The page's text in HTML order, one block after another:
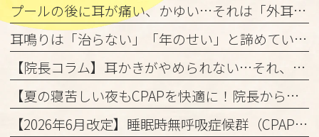
プールの後に耳が痛い、かゆい…それは「外耳炎」かもしれません。
耳鳴りは「治らない」「年のせい」と諦めていませんか？
【院長コラム】耳かきがやめられない…それ、「かゆみの悪循環」かもしれません！
【夏の寝苦しい夜もCPAPを快適に！院長からの3つのアドバイス】
【2026年6月改定】睡眠時無呼吸症候群（CPAP治療）の保険ルール変更と当院からのお知らせ